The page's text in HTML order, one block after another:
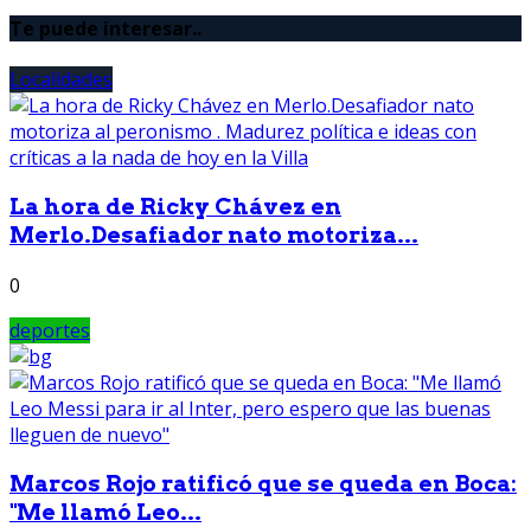
Te puede interesar..
Localidades
La hora de Ricky Chávez en
Merlo.Desafiador nato motoriza...
0
deportes
Marcos Rojo ratificó que se queda en Boca:
"Me llamó Leo...